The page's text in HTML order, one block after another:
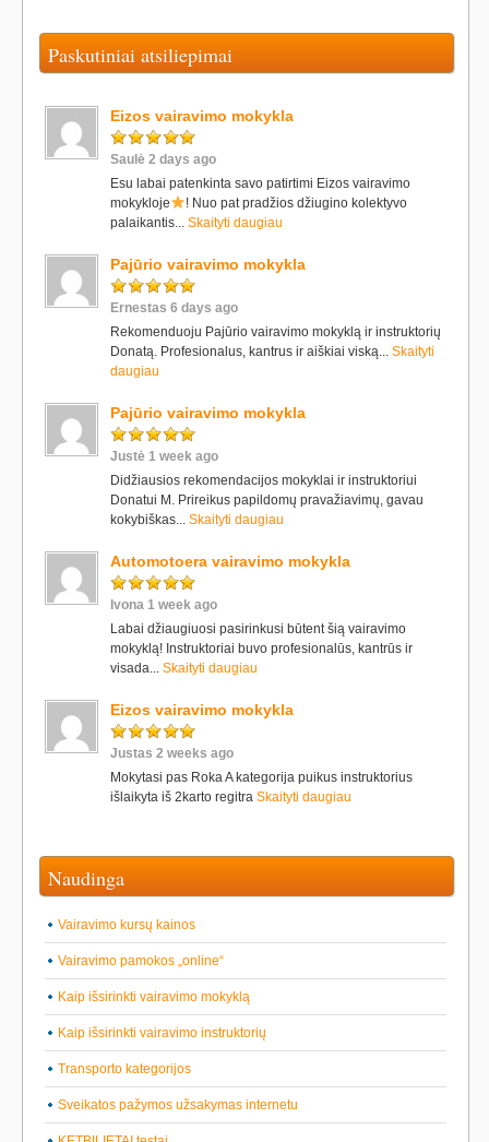
Paskutiniai atsiliepimai
Eizos vairavimo mokykla
Saulė 2 days ago
Esu labai patenkinta savo patirtimi Eizos vairavimo
mokykloje
! Nuo pat pradžios džiugino kolektyvo
palaikantis... Skaityti daugiau
Pajūrio vairavimo mokykla
Ernestas 6 days ago
Rekomenduoju Pajūrio vairavimo mokyklą ir instruktorių
Donatą. Profesionalus, kantrus ir aiškiai viską... Skaityti
daugiau
Pajūrio vairavimo mokykla
Justė 1 week ago
Didžiausios rekomendacijos mokyklai ir instruktoriui
Donatui M. Prireikus papildomų pravažiavimų, gavau
kokybiškas... Skaityti daugiau
Automotoera vairavimo mokykla
Ivona 1 week ago
Labai džiaugiuosi pasirinkusi būtent šią vairavimo
mokyklą! Instruktoriai buvo profesionalūs, kantrūs ir
visada... Skaityti daugiau
Eizos vairavimo mokykla
Justas 2 weeks ago
Mokytasi pas Roka A kategorija puikus instruktorius
išlaikyta iš 2karto regitra Skaityti daugiau
Naudinga
Vairavimo kursų kainos
Vairavimo pamokos „online“
Kaip išsirinkti vairavimo mokyklą
Kaip išsirinkti vairavimo instruktorių
Transporto kategorijos
Sveikatos pažymos užsakymas internetu